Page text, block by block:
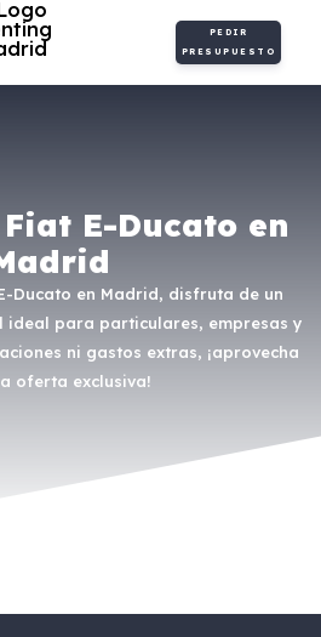
PEDIR
PRESUPUESTO
E-Ducato en
Ducato en Madrid, disfruta de un
ideal para particulares, empresas y
ni gastos extras, ¡aprovecha
oferta exclusiva!